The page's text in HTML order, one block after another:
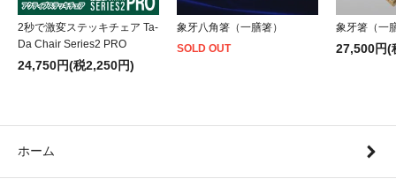
2秒で激変ステッキチェア Ta-
Da Chair Series2 PRO
24,750円(税2,250円)
象牙八角箸（一膳箸）
SOLD OUT
象牙箸（一
27,500円(
ホーム